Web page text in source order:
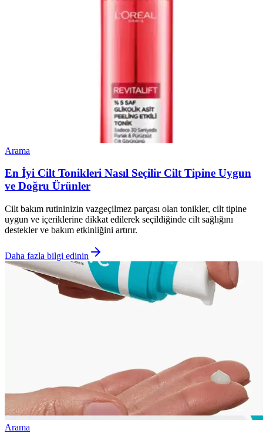
Arama
En İyi Cilt Tonikleri Nasıl Seçilir Cilt Tipine Uygun
ve Doğru Ürünler
Cilt bakım rutininizin vazgeçilmez parçası olan tonikler, cilt tipine
uygun ve içeriklerine dikkat edilerek seçildiğinde cilt sağlığını
destekler ve bakım etkinliğini artırır.
Daha fazla bilgi edinin
Arama